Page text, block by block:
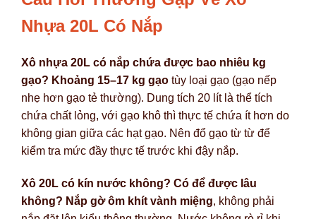
Nhựa 20L Có Nắp
Xô nhựa 20L có nắp chứa được bao nhiêu kg
gạo? Khoảng 15–17 kg gạo tùy loại gạo (gạo nếp
nhẹ hơn gạo tẻ thường). Dung tích 20 lít là thể tích
chứa chất lỏng, với gạo khô thì thực tế chứa ít hơn do
không gian giữa các hạt gạo. Nên đổ gạo từ từ để
kiểm tra mức đầy thực tế trước khi đậy nắp.
Xô 20L có kín nước không? Có để được lâu
không? Nắp gờ ôm khít vành miệng, không phải